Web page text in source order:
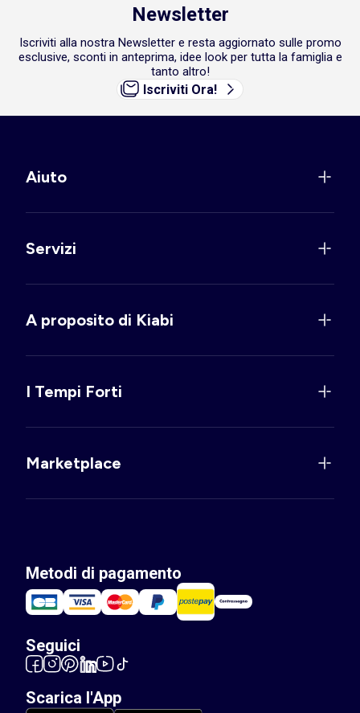
Newsletter
Iscriviti alla nostra Newsletter e resta aggiornato sulle promo
esclusive, sconti in anteprima, idee look per tutta la famiglia e
tanto altro!
Iscriviti Ora!
Aiuto
Servizi
A proposito di Kiabi
I Tempi Forti
Marketplace
Metodi di pagamento
Seguici
Scarica l'App